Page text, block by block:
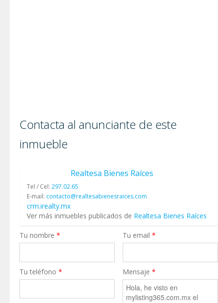
Contacta al anunciante de este
inmueble
Realtesa Bienes Raíces
Tel / Cel: 297.02.65
E-mail: contacto@realtesabienesraices.com
crm.irealty.mx
Ver más inmuebles publicados de Realtesa Bienes Raíces
Tu nombre * Tu email*
Tu teléfono * Mensaje*